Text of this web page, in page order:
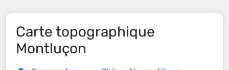
Carte topographique
Montluçon